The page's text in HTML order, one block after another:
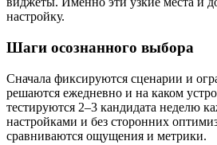
настройку.
Шаги осознанного выбора
Сначала фиксируются сценарии и
решаются ежедневно и на каком
тестируются 2–3 кандидата неделю
настройками и без сторонних
сравниваются ощущения и метрики.